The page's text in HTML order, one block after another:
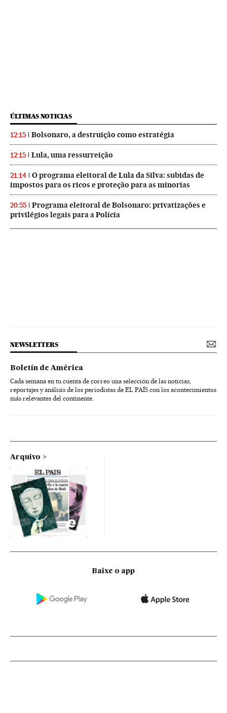
ÚLTIMAS NOTICIAS
12:15 Bolsonaro, a destruição como estratégia
12:15 Lula, uma ressurreição
21:14
O programa eleitoral de Lula da Silva: subidas de
impostos para os ricos e proteção para as minorias
20:55
Programa eleitoral de Bolsonaro: privatizações e
privilégios legais para a Polícia
NEWSLETTERS
Boletín de América
Cada semana en tu cuenta de correo una selección de las noticias,
reportajes y análisis de los periodistas de EL PAÍS con los acontecimientos
más relevantes del continente.
Arquivo
Baixe o app